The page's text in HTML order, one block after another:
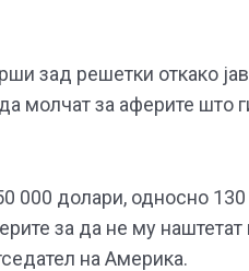
зад решетки откако
молчат за аферите што
000 долари, односно
за да не му наштетат
на Америка.